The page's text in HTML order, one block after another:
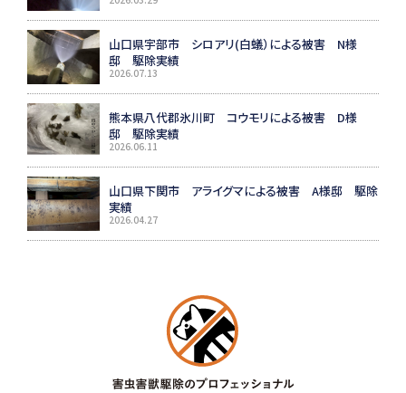
山口県宇部市 シロアリ(白蟻）による被害 N様
邸 駆除実績
2026.07.13
熊本県八代郡氷川町 コウモリによる被害 D様
邸 駆除実績
2026.06.11
山口県下関市 アライグマによる被害 A様邸 駆除
実績
2026.04.27